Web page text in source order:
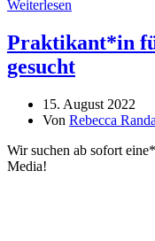
Weiterlesen
Praktikant*in
gesucht
15. August 2022
Von Rebecca
Wir suchen ab sofort
Media!